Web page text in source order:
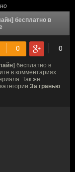
бесплатно в
бесплатно в
в комментариях
Так же
За гранью